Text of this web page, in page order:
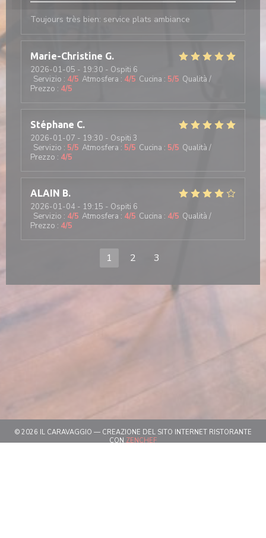
Toujours très bien: service plats ambiance
Marie-Christine G
2026-01-05 - 19:30 - Ospiti 6
Servizio : 4/5 Atmosfera : 4/5 Cucina : 5/5 Qualità /
Prezzo : 4/5
Stéphane C
2026-01-07 - 19:30 - Ospiti 3
Servizio : 5/5 Atmosfera : 5/5 Cucina : 5/5 Qualità /
Prezzo : 4/5
ALAIN B
2026-01-04 - 19:15 - Ospiti 6
Servizio : 4/5 Atmosfera : 4/5 Cucina : 4/5 Qualità /
Prezzo : 4/5
1 2 3
© 2026 IL CARAVAGGIO — CREAZIONE DEL SITO INTERNET RISTORANTE
CONZENCHEF((APRE UNA NUOVA FINESTRA))